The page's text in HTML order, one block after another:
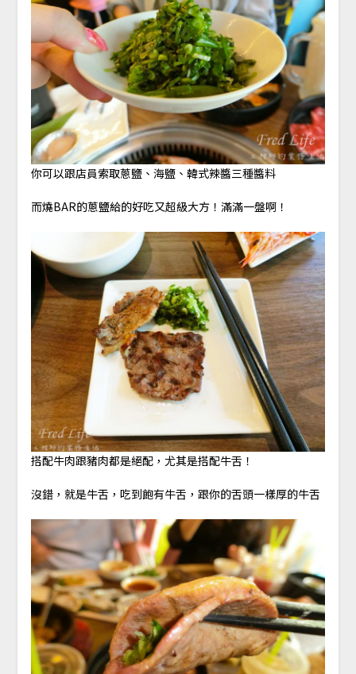
你可以跟店員索取蔥鹽、海鹽、韓式辣醬三種醬料
而燒BAR的蔥鹽給的好吃又超級大方！滿滿一盤啊！
搭配牛肉跟豬肉都是絕配，尤其是搭配牛舌！
沒錯，就是牛舌，吃到飽有牛舌，跟你的舌頭一樣厚的牛舌